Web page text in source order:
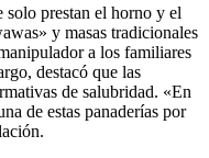
solo prestan el horno y el
y masas tradicionales
a los familiares
destacó que las
de salubridad. «En
de estas panaderías por